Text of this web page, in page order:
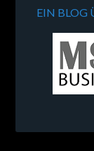
EIN BLOG